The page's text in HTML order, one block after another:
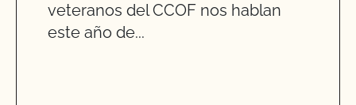
veteranos del CCOF nos hablan
este año de...